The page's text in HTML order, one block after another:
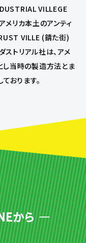
VILLEGE
メリカ本土のアンティ
VILLE (錆た街)
ストリアル社は、アメ
し当時の製造方法とま
おります。
から